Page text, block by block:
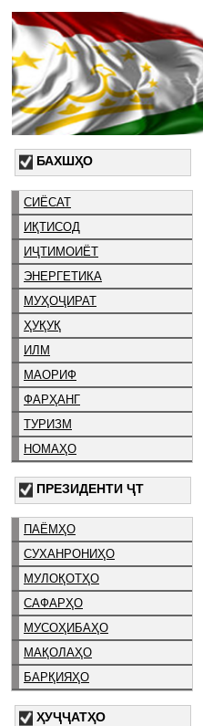
БАХШҲО
СИЁСАТ
ИҚТИСОД
ИҶТИМОИЁТ
ЭНЕРГЕТИКА
МУҲОҶИРАТ
ҲУҚУҚ
ИЛМ
МАОРИФ
ФАРҲАНГ
ТУРИЗМ
НОМАҲО
ПРЕЗИДЕНТИ ҶТ
ПАЁМҲО
СУХАНРОНИҲО
МУЛОҚОТҲО
САФАРҲО
МУСОҲИБАҲО
МАҚОЛАҲО
БАРҚИЯҲО
ҲУҶҶАТҲО